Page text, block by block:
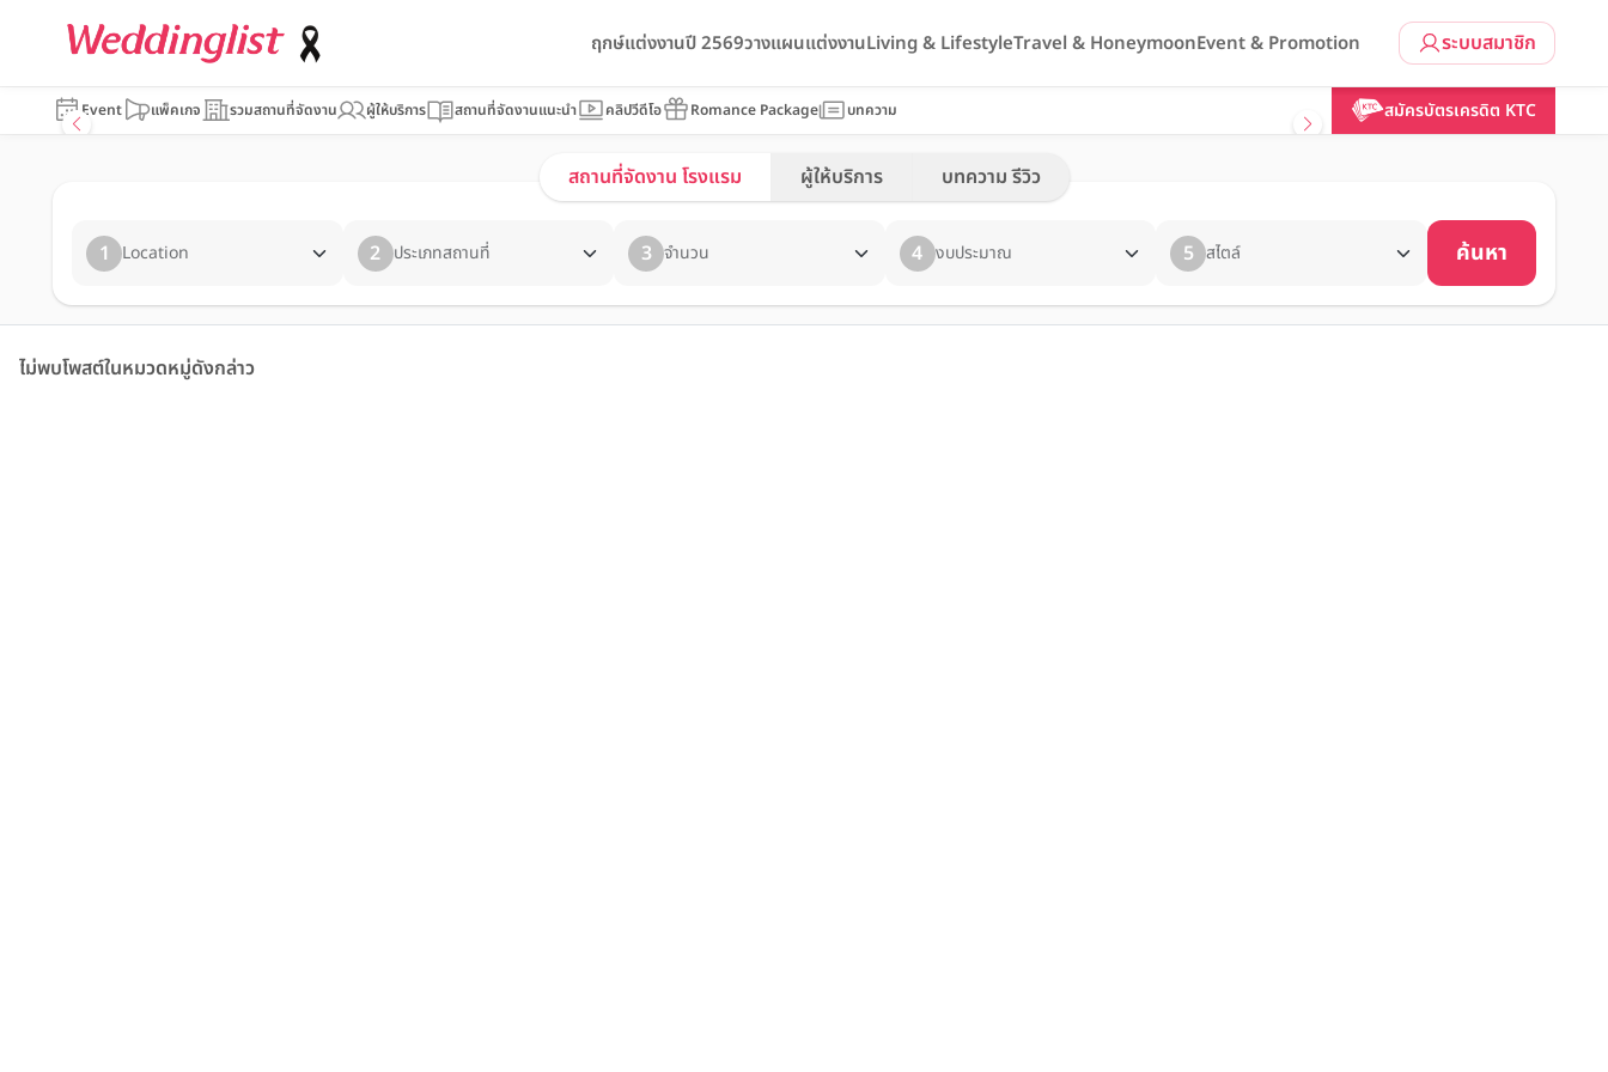
ระบบสมาชิก
ฤกษ์แต่งงานปี 2569วางแผนแต่งงานLiving & LifestyleTravel & HoneymoonEvent & Promotion
Event แพ็คเกจ รวมสถานที่จัดงาน ผู้ให้บริการ สถานที่จัดงานแนะนำ คลิปวีดีโอ Romance Package บทความ สมัครบัตรเครดิต KTC
สถานที่จัดงาน โรงแรม ผู้ให้บริการ บทความ รีวิว
1 Location 2 ประเภทสถานที่ 3 จำนวน 4 งบประมาณ 5 สไตล์ ค้นหา
ไม่พบโพสต์ในหมวดหมู่ดังกล่าว